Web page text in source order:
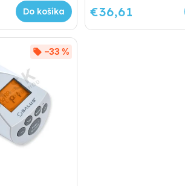
Do košíka €36,61
–33 %